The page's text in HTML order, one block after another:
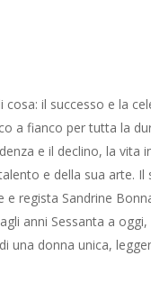
il successo e la
a fianco per tutta la
e il declino, la vita
e della sua arte. Il
regista Sandrine
anni Sessanta a
una donna unica,